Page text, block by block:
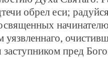
обрел еси;
заступником пред